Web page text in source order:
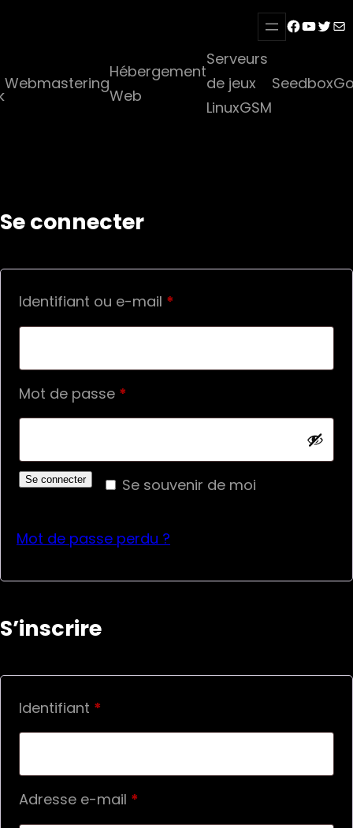
Facebook
E-
Webmastering
Hébergement
Web
Serveurs
de jeux
LinuxGSM
Seedbox
Se connecter
Identifiant ou e-mail *
Mot de passe *
Se souvenir de moi
Se connecter
Mot de passe perdu ?
S’inscrire
Identifiant *
Adresse e-mail *